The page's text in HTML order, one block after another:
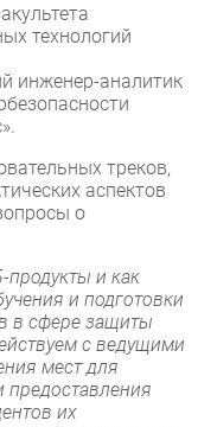
технологий
инженер-аналитик
треков,
аспектов
о
и как
и подготовки
в сфере защиты
с ведущими
мест для
предоставления
их